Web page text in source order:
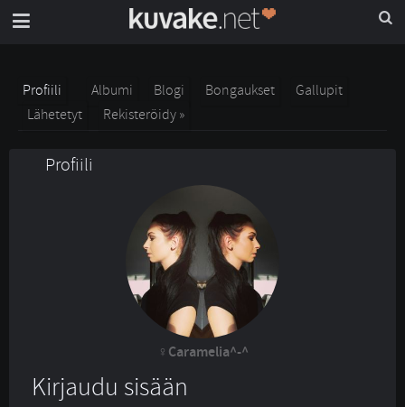
Profiili Albumi Blogi Bongaukset
Gallupit
Lähetetyt
Rekisteröidy »
Profiili
Caramelia^-^
Kirjaudu sisään